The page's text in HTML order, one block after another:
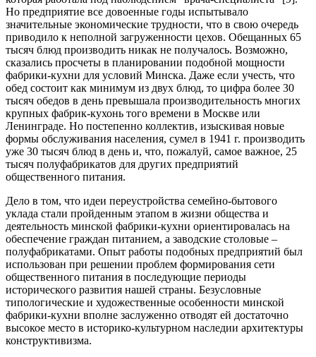
Но предприятие все довоенные годы испытывало
значительные экономические трудности, что в свою очередь
приводило к неполной загруженности цехов. Обещанных 65
тысяч блюд производить никак не получалось. Возможно,
сказались просчеты в планировании подобной мощности
фабрики-кухни для условий Минска. Даже если учесть, что
обед состоит как минимум из двух блюд, то цифра более 30
тысяч обедов в день превышала производительность многих
крупных фабрик-кухонь того времени в Москве или
Ленинграде. Но постепенно коллектив, изыскивая новые
формы обслуживания населения, сумел в 1941 г. производить
уже 30 тысяч блюд в день и, что, пожалуй, самое важное, 25
тысяч полуфабрикатов для других предприятий
общественного питания.
Дело в том, что идеи переустройства семейно-бытового
уклада стали пройденным этапом в жизни общества и
деятельность минской фабрики-кухни ориентировалась на
обеспечение граждан питанием, а заводские столовые –
полуфабрикатами. Опыт работы подобных предприятий был
использован при решении проблем формирования сети
общественного питания в последующие периоды
исторического развития нашей страны. Безусловные
типологические и художественные особенности минской
фабрики-кухни вполне заслуженно отводят ей достаточно
высокое место в историко-культурном наследии архитектуры
конструктивизма.